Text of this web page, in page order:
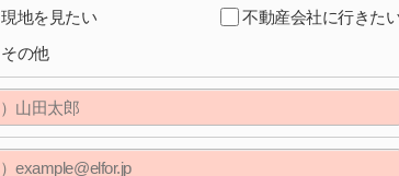
現地を見たい
不動産会社に行きた
その他